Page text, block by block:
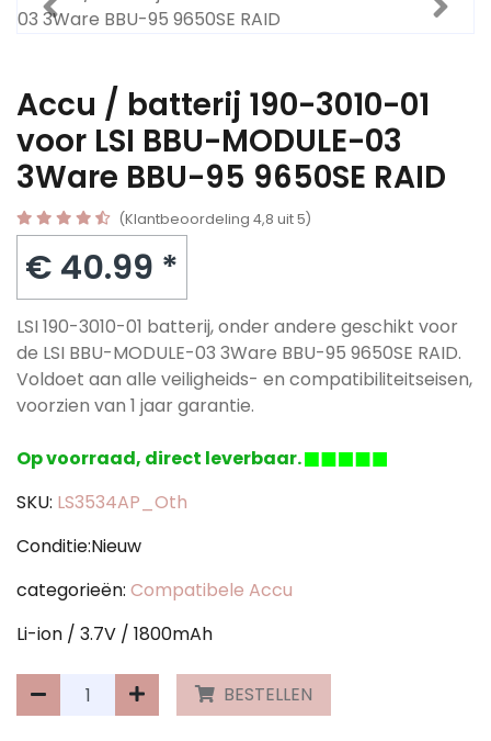
Accu / batterij 190-3010-01
voor LSI BBU-MODULE-03
3Ware BBU-95 9650SE RAID
(Klantbeoordeling 4,8 uit 5)
€ 40.99 *
LSI 190-3010-01 batterij, onder andere geschikt voor
de LSI BBU-MODULE-03 3Ware BBU-95 9650SE RAID.
Voldoet aan alle veiligheids- en compatibiliteitseisen,
voorzien van 1 jaar garantie.
Op voorraad, direct leverbaar.
SKU: LS3534AP_Oth
Conditie:Nieuw
categorieën: Compatibele Accu
Li-ion / 3.7V / 1800mAh
BESTELLEN